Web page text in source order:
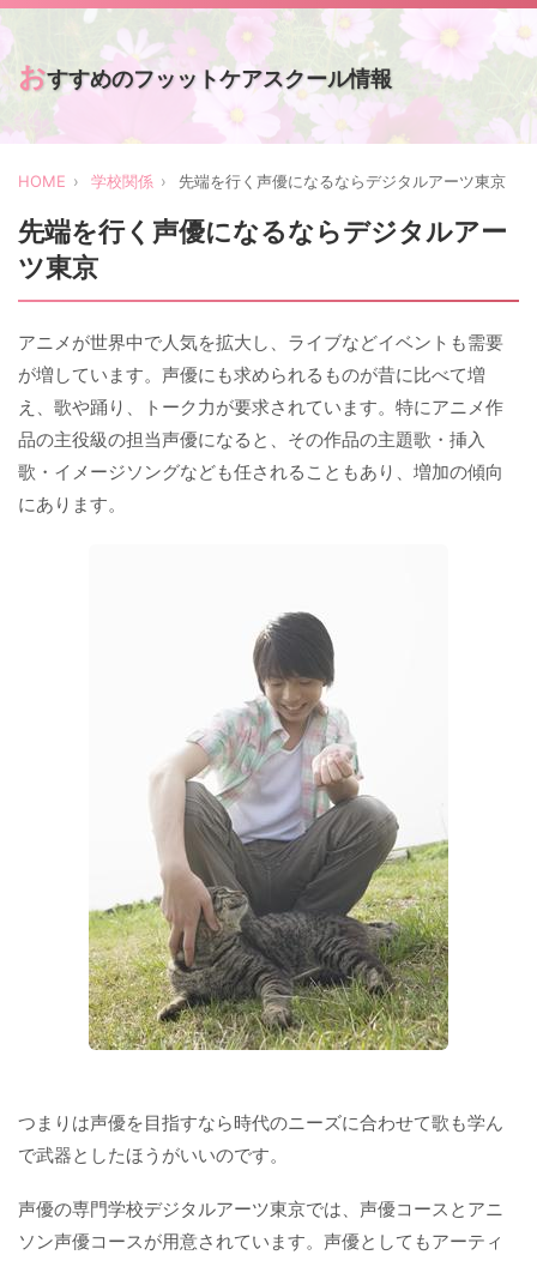
おすすめのフッットケアスクール情報
HOME 学校関係 先端を行く声優になるならデジタルアーツ東京
先端を行く声優になるならデジタルアー
ツ東京
アニメが世界中で人気を拡大し、ライブなどイベントも需要
が増しています。声優にも求められるものが昔に比べて増
え、歌や踊り、トーク力が要求されています。特にアニメ作
品の主役級の担当声優になると、その作品の主題歌・挿入
歌・イメージソングなども任されることもあり、増加の傾向
にあります。
つまりは声優を目指すなら時代のニーズに合わせて歌も学ん
で武器としたほうがいいのです。
声優の専門学校デジタルアーツ東京では、声優コースとアニ
ソン声優コースが用意されています。声優としてもアーティ